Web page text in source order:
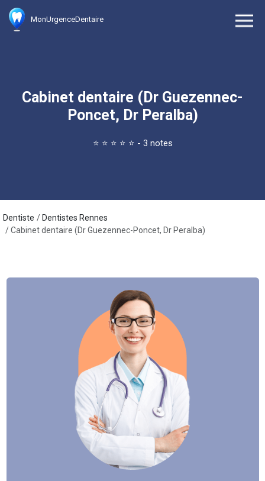
MonUrgenceDentaire
Cabinet dentaire (Dr Guezennec-
Poncet, Dr Peralba)
⭐ ⭐ ⭐ ⭐ ⭐ - 3 notes
Dentiste
Dentistes Rennes
Cabinet dentaire (Dr Guezennec-Poncet, Dr Peralba)